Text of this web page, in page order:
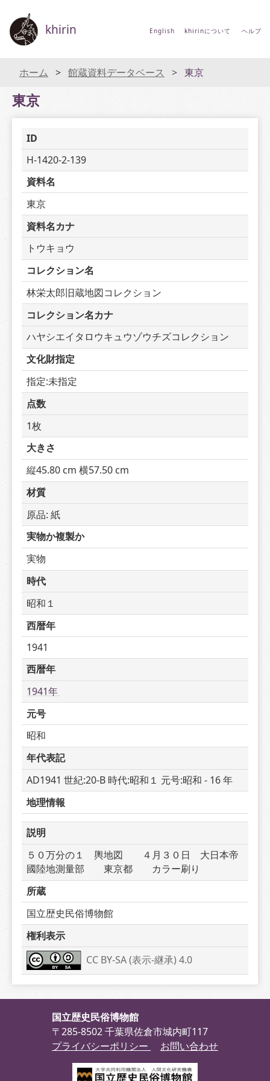
khirin English khirinについて ヘルプ
ホーム 館蔵資料データベース 東京
東京
ID
H-1420-2-139
資料名
東京
資料名カナ
トウキョウ
コレクション名
林栄太郎旧蔵地図コレクション
コレクション名カナ
ハヤシエイタロウキュウゾウチズコレクション
文化財指定
指定:未指定
点数
1枚
大きさ
縦45.80 cm 横57.50 cm
材質
原品: 紙
実物か複製か
実物
時代
昭和１
西暦年
1941
西暦年
1941年
元号
昭和
年代表記
AD1941 世紀:20-B 時代:昭和１ 元号:昭和 - 16 年
地理情報
説明
５０万分の１　輿地図　　４月３０日　大日本帝
國陸地測量部　　東京都　　カラー刷り
所蔵
国立歴史民俗博物館
権利表示
CC BY-SA (表示-継承) 4.0
国立歴史民俗博物館
〒285-8502 千葉県佐倉市城内町117
プライバシーポリシー
お問い合わせ